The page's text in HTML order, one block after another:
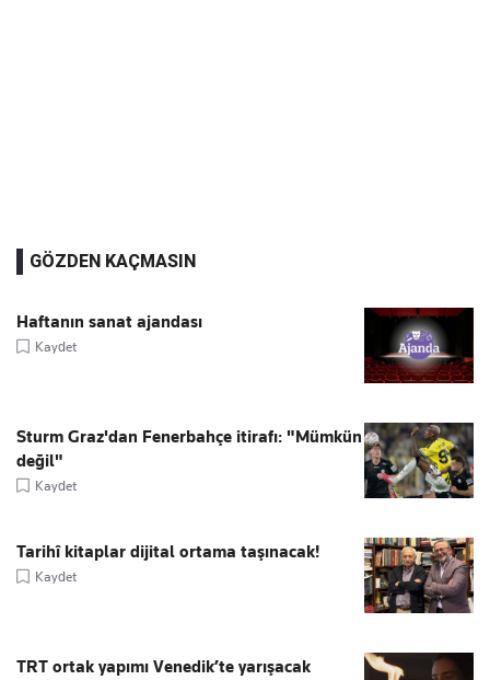
GÖZDEN KAÇMASIN
Haftanın sanat ajandası
Kaydet
Sturm Graz'dan Fenerbahçe itirafı: "Mümkün
değil"
Kaydet
Tarihî kitaplar dijital ortama taşınacak!
Kaydet
TRT ortak yapımı Venedik’te yarışacak